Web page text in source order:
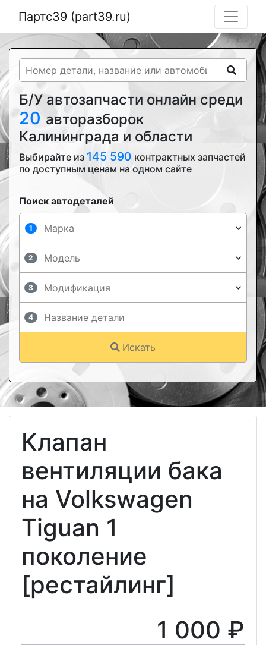
Партс39 (part39.ru)
Б/У автозапчасти онлайн среди
20 авторазборок
Калининграда и области
Выбирайте из 145 590 контрактных запчастей
по доступным ценам на одном сайте
Поиск автодеталей
1
2
3
4
Искать
Клапан
вентиляции бака
на Volkswagen
Tiguan 1
поколение
[рестайлинг]
1 000 ₽